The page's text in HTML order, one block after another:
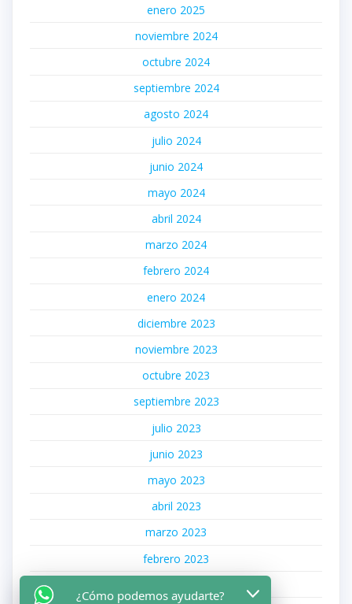
enero 2025
noviembre 2024
octubre 2024
septiembre 2024
agosto 2024
julio 2024
junio 2024
mayo 2024
abril 2024
marzo 2024
febrero 2024
enero 2024
diciembre 2023
noviembre 2023
octubre 2023
septiembre 2023
julio 2023
junio 2023
mayo 2023
abril 2023
marzo 2023
febrero 2023
¿Cómo podemos ayudarte?